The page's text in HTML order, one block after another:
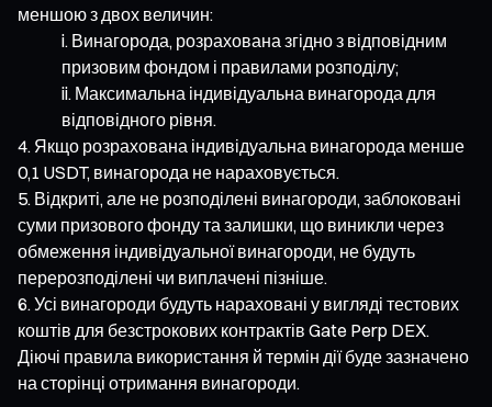
меншою з двох величин:
Винагорода, розрахована згідно з відповідним
призовим фондом і правилами розподілу;
Максимальна індивідуальна винагорода для
відповідного рівня.
Якщо розрахована індивідуальна винагорода менше
0,1 USDT, винагорода не нараховується.
Відкриті, але не розподілені винагороди, заблоковані
суми призового фонду та залишки, що виникли через
обмеження індивідуальної винагороди, не будуть
перерозподілені чи виплачені пізніше.
Усі винагороди будуть нараховані у вигляді тестових
коштів для безстрокових контрактів Gate Perp DEX.
Діючі правила використання й термін дії буде зазначено
на сторінці отримання винагороди.